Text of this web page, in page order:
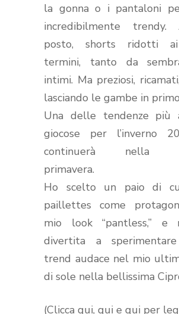
la gonna o i pantaloni
incredibilmente
posto, shorts ridotti
termini, tanto da
intimi. Ma preziosi,
lasciando le gambe in
Una delle tendenze più
giocose per l’inverno
continuerà nella
primavera.
Ho scelto un paio di
paillettes come
mio look “pantless,” e
divertita a
trend audace nel mio
di sole nella bellissima
(Clicca qui, qui e qui per